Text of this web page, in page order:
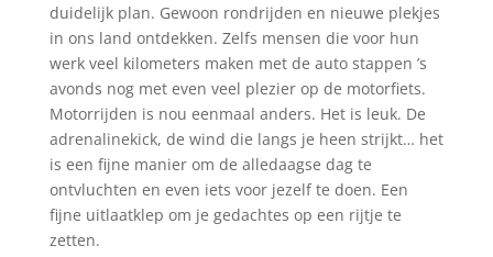
duidelijk plan. Gewoon rondrijden en nieuwe plekjes
in ons land ontdekken. Zelfs mensen die voor hun
werk veel kilometers maken met de auto stappen ’s
avonds nog met even veel plezier op de motorfiets.
Motorrijden is nou eenmaal anders. Het is leuk. De
adrenalinekick, de wind die langs je heen strijkt… het
is een fijne manier om de alledaagse dag te
ontvluchten en even iets voor jezelf te doen. Een
fijne uitlaatklep om je gedachtes op een rijtje te
zetten.